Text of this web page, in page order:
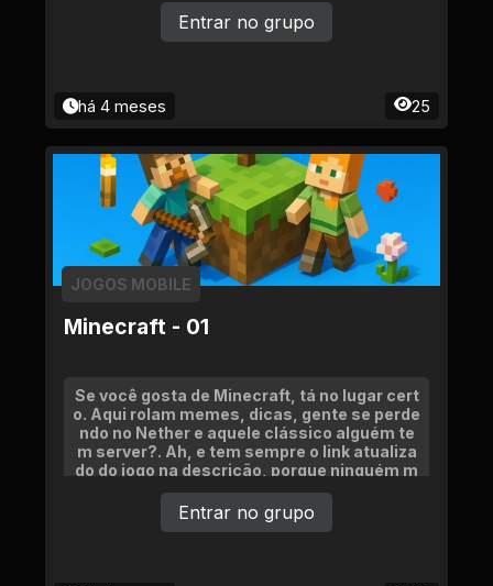
há 4 meses 25
Entrar no grupo
Minecraft - 01
JOGOS MOBILE
Se você gosta de Minecraft, tá no lugar cert
o. Aqui rolam memes, dicas, gente se perde
ndo no Nether e aquele clássico alguém te
m server?. Ah, e tem sempre o link atualiza
do do jogo na descrição, porque ninguém m
erece ficar sem jogar. Só não vale floodar
Entrar no grupo